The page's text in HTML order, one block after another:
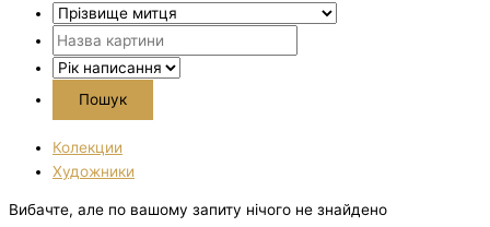
Колекции
Художники
Вибачте, але по вашому запиту нічого не знайдено